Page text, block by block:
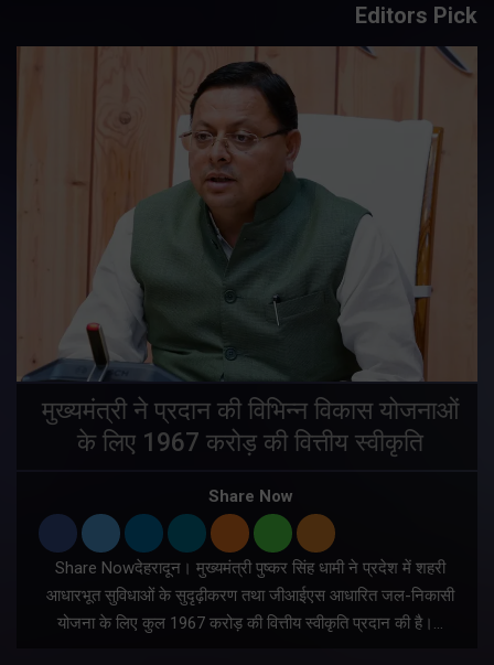
Editors Pick
मुख्यमंत्री ने प्रदान की विभिन्न विकास योजनाओं
के लिए 1967 करोड़ की वित्तीय स्वीकृति
Share Now
Share Nowदेहरादून। मुख्यमंत्री पुष्कर सिंह धामी ने प्रदेश में शहरी
आधारभूत सुविधाओं के सुदृढ़ीकरण तथा जीआईएस आधारित जल-निकासी
योजना के लिए कुल 1967 करोड़ की वित्तीय स्वीकृति प्रदान की है।…